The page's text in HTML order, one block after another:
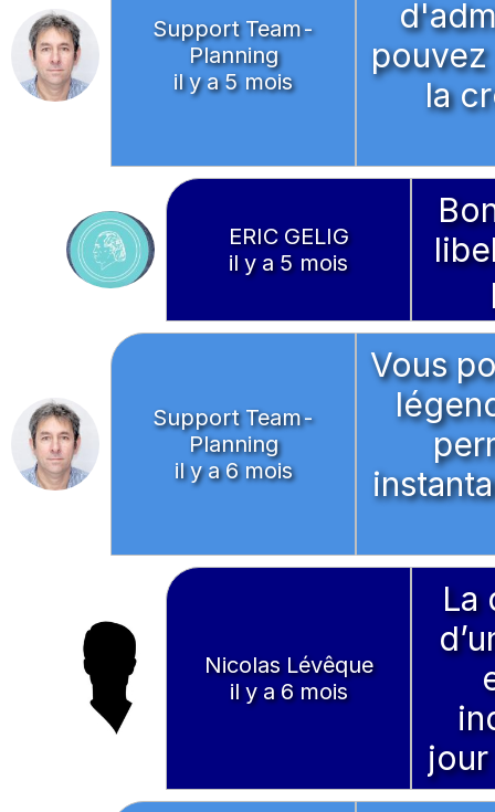
Support Team-
Planning
il y a 5 mois
pouvez
la
ERIC GELIG
il y a 5 mois
Support Team-
Planning
il y a 6 mois
Vous
Nicolas Lévêque
il y a 6 mois
La